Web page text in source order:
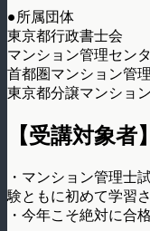
●所属団体
東京都行政書士会
マンション管理セン
首都圏マンション管
東京都分譲マンショ
【受講対象者】
・マンション管理士
験ともに初めて学習
・今年こそ絶対に合